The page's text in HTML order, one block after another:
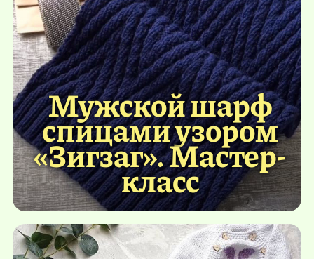
Мужской шарф
спицами узором
«Зигзаг». Мастер-
класс